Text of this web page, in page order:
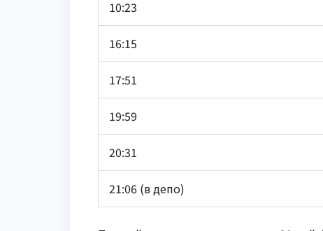
10:23
16:15
17:51
19:59
20:31
21:06 (в депо)